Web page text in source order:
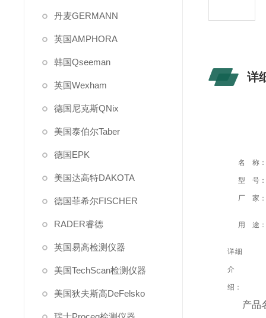
丹麦GERMANN
英国AMPHORA
韩国Qseeman
英国Wexham
德国尼克斯QNix
美国泰伯尔Taber
德国EPK
美国达高特DAKOTA
德国菲希尔FISCHER
RADER睿德
英国易高检测仪器
美国TechScan检测仪器
美国狄夫斯高DeFelsko
详
名 称
型 号
厂 家
用 途
详细
介
绍：
产品